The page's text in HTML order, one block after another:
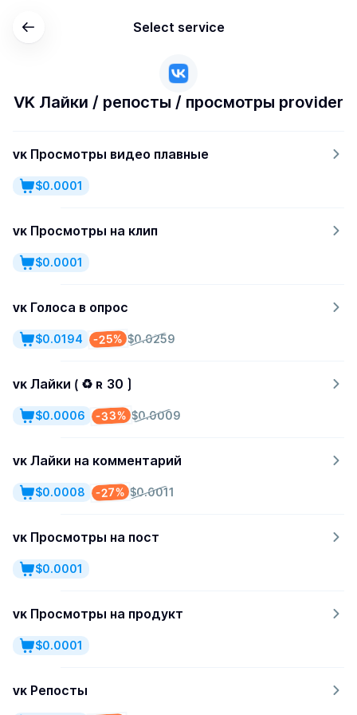
Select service
VK Лайки / репосты / просмотры provider
ᴠᴋ Просмотры видео плавные
$0.0001
ᴠᴋ Просмотры на клип
$0.0001
ᴠᴋ Голоса в опрос
$0.0259
-25%
$0.0194
ᴠᴋ Лайки ⟮ ♻ ʀ 30 ⟯
$0.0009
-33%
$0.0006
ᴠᴋ Лайки на комментарий
$0.0011
-27%
$0.0008
ᴠᴋ Просмотры на пост
$0.0001
ᴠᴋ Просмотры на продукт
$0.0001
ᴠᴋ Репосты